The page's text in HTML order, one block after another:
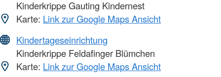
Kinderkrippe Gauting Kindernest
Karte: Link zur Google Maps Ansicht
Kindertageseinrichtung
Kinderkrippe Feldafinger Blümchen
Karte: Link zur Google Maps Ansicht